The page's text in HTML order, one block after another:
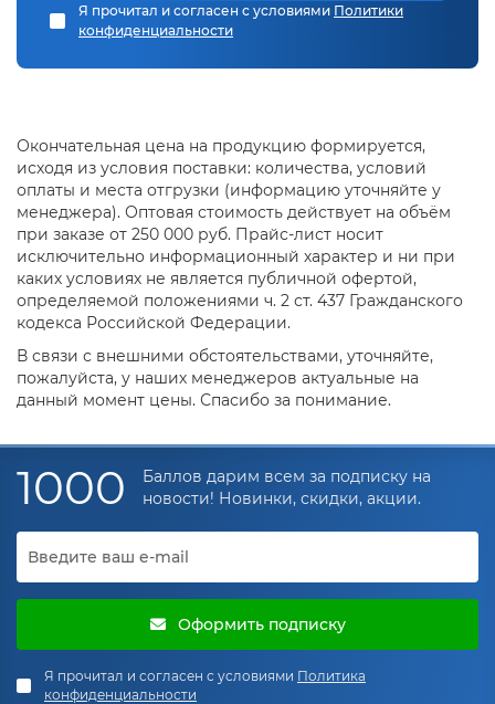
Я прочитал и согласен с условиями Политики
конфиденциальности
Окончательная цена на продукцию формируется,
исходя из условия поставки: количества, условий
оплаты и места отгрузки (информацию уточняйте у
менеджера). Оптовая стоимость действует на объём
при заказе от 250 000 руб. Прайс-лист носит
исключительно информационный характер и ни при
каких условиях не является публичной офертой,
определяемой положениями ч. 2 ст. 437 Гражданского
кодекса Российской Федерации.
В связи с внешними обстоятельствами, уточняйте,
пожалуйста, у наших менеджеров актуальные на
данный момент цены. Спасибо за понимание.
1000
Баллов дарим всем за подписку на
новости! Новинки, скидки, акции.
Оформить подписку
Я прочитал и согласен с условиями Политика
конфиденциальности